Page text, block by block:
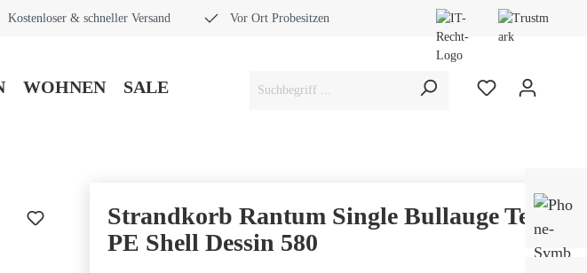
Kostenloser & schneller Versand Vor Ort Probesitzen
WOHNEN SALE
Strandkorb Rantum Single Bullauge Teak
PE Shell Dessin 580